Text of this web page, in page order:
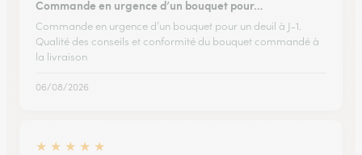
Commande en urgence d’un bouquet pour…
Commande en urgence d’un bouquet pour un deuil à J-1.
Qualité des conseils et conformité du bouquet commandé à
la livraison
06/08/2026
★ ★ ★ ★ ★